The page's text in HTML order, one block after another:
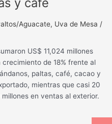
Aguacate, Uva de Mesa /
US$ 11,024 millones
de 18% frente al
paltas, café, cacao y
mientras que casi 20
en ventas al exterior.